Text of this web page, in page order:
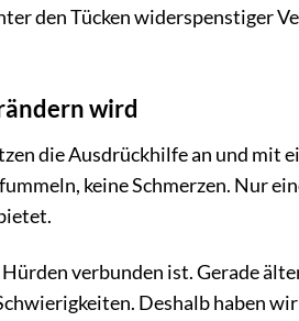
den Tücken widerspenstiger
wird
die Ausdrückhilfe an und mit
keine Schmerzen. Nur
verbunden ist. Gerade
Deshalb haben